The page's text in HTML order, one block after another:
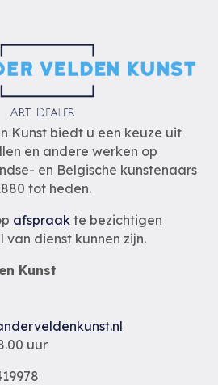
Kunst biedt u een keuze uit
en andere werken op
en Belgische kunstenaars
tot heden.
afspraak te bezichtigen
dienst kunnen zijn.
Kunst
uur